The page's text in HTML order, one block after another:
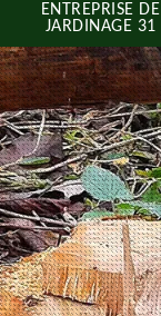
ENTREPRISE DE
JARDINAGE 31